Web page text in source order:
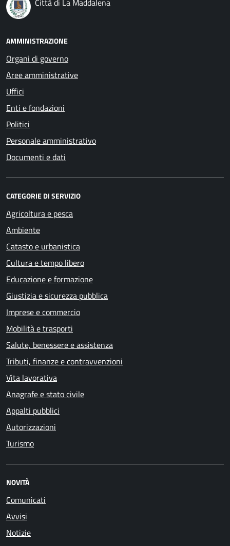
AMMINISTRAZIONE
Organi di governo
Aree amministrative
Uffici
Enti e fondazioni
Politici
Personale amministrativo
Documenti e dati
CATEGORIE DI SERVIZIO
Agricoltura e pesca
Ambiente
Catasto e urbanistica
Cultura e tempo libero
Educazione e formazione
Giustizia e sicurezza pubblica
Imprese e commercio
Mobilità e trasporti
Salute, benessere e assistenza
Tributi, finanze e contravvenzioni
Vita lavorativa
Anagrafe e stato civile
Appalti pubblici
Autorizzazioni
Turismo
NOVITÀ
Comunicati
Avvisi
Notizie